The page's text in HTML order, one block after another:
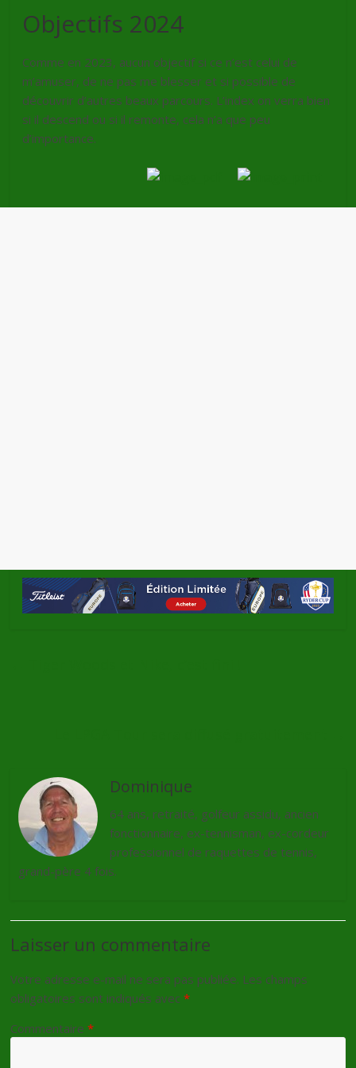
Objectifs 2024
Comme en 2023, aucun objectif si ce n’est celui de
m’amuser, de ne pas me blesser et si possible de
découvrir d’autres beaux parcours. L’index on verra bien
si il descend ou si il remonte, cela n’a que peu
d’importance.
Dominique
64 ans, retraité, golfeur assidu, ancien
fonctionnaire, ex-tennisman, ex-cordeur
professionnel de raquettes de tennis,
grand-père 4 fois.
Laisser un commentaire
Votre adresse e-mail ne sera pas publiée. Les champs
obligatoires sont indiqués avec*
Commentaire*